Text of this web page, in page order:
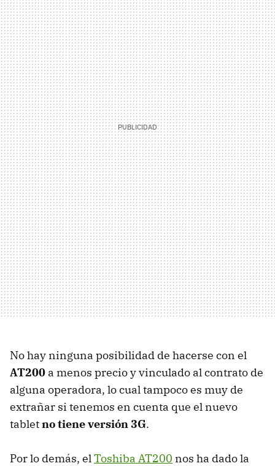
No hay ninguna posibilidad de hacerse con el
AT200 a menos precio y vinculado al contrato de
alguna operadora, lo cual tampoco es muy de
extrañar si tenemos en cuenta que el nuevo
tabletno tiene versión 3G.
Por lo demás, elToshiba AT200 nos ha dado la